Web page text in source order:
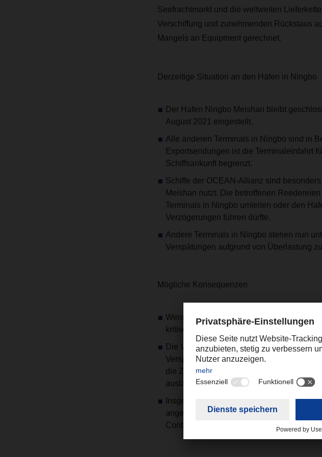
Seefrachtmarkt und die weltweiten
Verschiffung und zunehmenden Rückstaus
Mangels an Equipment gerechnet.
Derzeitige Situation an den Häfen in Ningbo
Der Hafen Ningbo Meishan bleibt
August 2021 eingestellt.
Alle anderen Terminals in Ningbo sind in
Exportsendungen ist die Terminaleinfahrt
Schiffsankunft begrenzt.
Schiffe der OCEAN-Allianz sind
Meishan nutzt. Die betroffenen
Terminals in Ningbo umleiten oder den
Verzögerungen führen dürfte.
Andere Terminals in Ningbo stehen nun
Verspätungen aufgrund von Überlastung
Mögliche Konsequenzen
Wenn die Schließung des Hafens
kritisch, was zu weiteren Rückstaus und
Die Verlässlichkeit der Dienste dürfte
Verspätung vor dem Zwischenfall lag
die Zuverlässigkeit der Dienste zu
auslassen, was zu einer größeren Anzahl
Insgesamt wird sich die Schließung des
angespannten Kapazitäten auswirken
Containerverkehr führen.